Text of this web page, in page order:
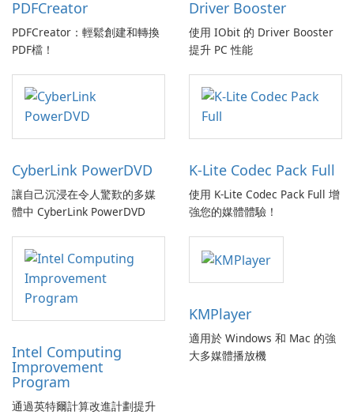
PDFCreator
PDFCreator：輕鬆創建和轉換
PDF檔！
Driver Booster
使用 IObit 的 Driver Booster
提升 PC 性能
CyberLink PowerDVD
讓自己沉浸在令人驚歎的多媒
體中 CyberLink PowerDVD
K-Lite Codec Pack Full
使用 K-Lite Codec Pack Full 增
強您的媒體體驗！
Intel Computing
Improvement
Program
通過英特爾計算改進計劃提升
KMPlayer
適用於 Windows 和 Mac 的強
大多媒體播放機